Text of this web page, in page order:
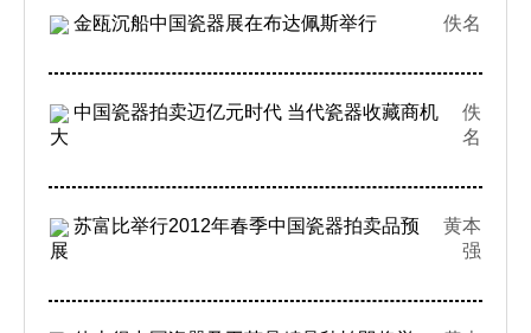
金瓯沉船中国瓷器展在布达佩斯举行 佚名
中国瓷器拍卖迈亿元时代 当代瓷器收藏商机
大
佚
名
苏富比举行2012年春季中国瓷器拍卖品预
展
黄本
强